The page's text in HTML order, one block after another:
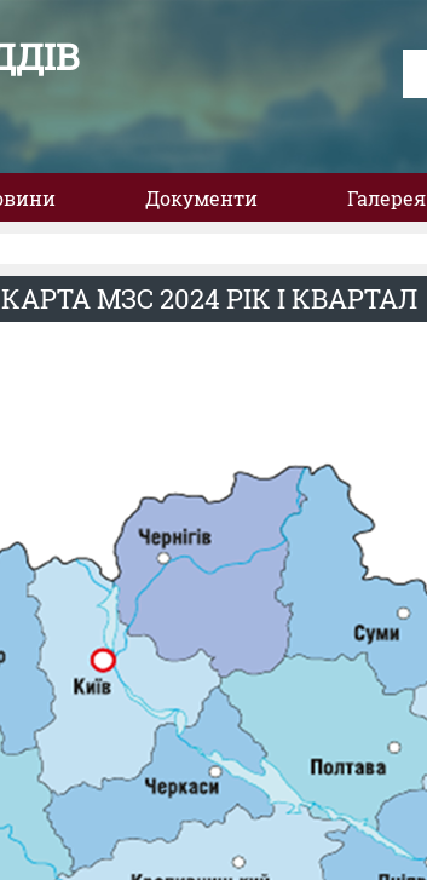
Документи Галерея
КАРТА МЗС 2024 РІК І КВАРТАЛ